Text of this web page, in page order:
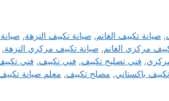
, صيانة تكييف الغانم, صيانة تكييف النزهة,
مركزي الغانم, صيانة تكييف مركزي النزهة,
, فني تصليح تكييف, فني تكييف, فني
باكستاني, مصلح تكييف, معلم صيانة